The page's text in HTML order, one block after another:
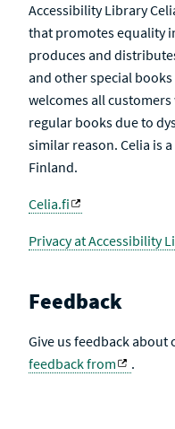
Accessibility Library
that promotes equality
produces and
and other special
welcomes all
regular books due to
similar reason. Celia is
Finland.
Celia.fi
Privacy at Accessibility
Feedback
Give us feedback
feedback from
.